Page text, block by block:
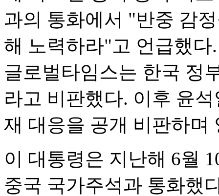
과의 통화에서 "반중 감
해 노력하라"고 언급했다
글로벌타임스는 한국 정
라고 비판했다. 이후 윤
재 대응을 공개 비판하며
이 대통령은 지난해 6월
중국 국가주석과 통화했